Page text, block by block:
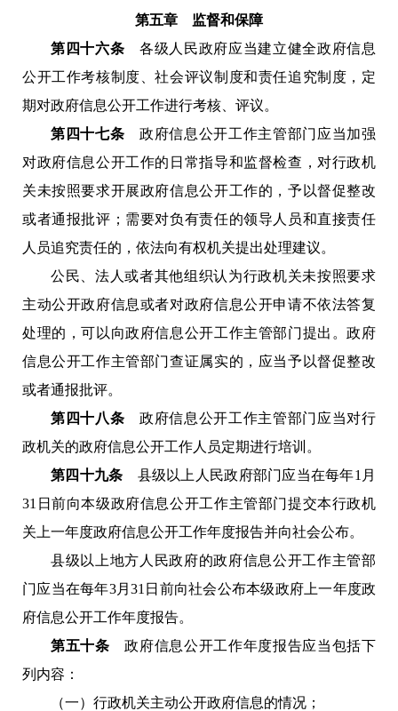
第五章 监督和保障
第四十六条
各级人民政府应当建立健全政府信息
公开工作考核制度、社会评议制度和责任追究制度，定
期对政府信息公开工作进行考核、评议。
第四十七条
政府信息公开工作主管部门应当加强
对政府信息公开工作的日常指导和监督检查，对行政机
关未按照要求开展政府信息公开工作的，予以督促整改
或者通报批评；需要对负有责任的领导人员和直接责任
人员追究责任的，依法向有权机关提出处理建议。
公民、法人或者其他组织认为行政机关未按照要求
主动公开政府信息或者对政府信息公开申请不依法答复
处理的，可以向政府信息公开工作主管部门提出。政府
信息公开工作主管部门查证属实的，应当予以督促整改
或者通报批评。
第四十八条
政府信息公开工作主管部门应当对行
政机关的政府信息公开工作人员定期进行培训。
第四十九条
县级以上人民政府部门应当在每年1月
31日前向本级政府信息公开工作主管部门提交本行政机
关上一年度政府信息公开工作年度报告并向社会公布。
县级以上地方人民政府的政府信息公开工作主管部
门应当在每年3月31日前向社会公布本级政府上一年度政
府信息公开工作年度报告。
第五十条
政府信息公开工作年度报告应当包括下
列内容 ：
（一）行政机关主动公开政府信息的情况；